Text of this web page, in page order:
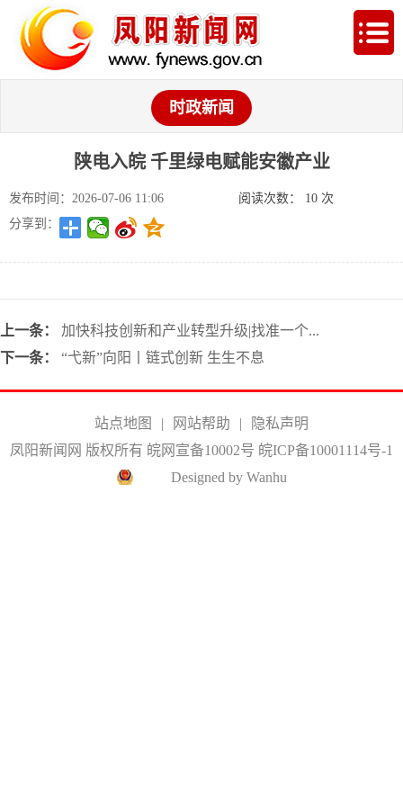
时政新闻
陕电入皖 千里绿电赋能安徽产业
发布时间：2026-07-06 11:06 阅读次数： 10次
分享到：
上一条：
加快科技创新和产业转型升级|找准一个...
下一条：
“弋新”向阳丨链式创新 生生不息
站点地图 | 网站帮助 |
隐私声明
凤阳新闻网 版权所有 皖网宣备10002号 皖ICP备10001114号-1
Designed by Wanhu